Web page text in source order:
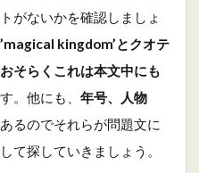
がないかを確認しましょ
kingdom’とクオテ
そらくこれは本文中にも
。他にも、 年号、人物
るのでそれらが問題文に
て探していきましょう。